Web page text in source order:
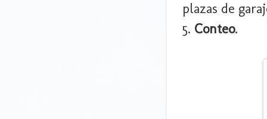
plazas de
5. Conteo.